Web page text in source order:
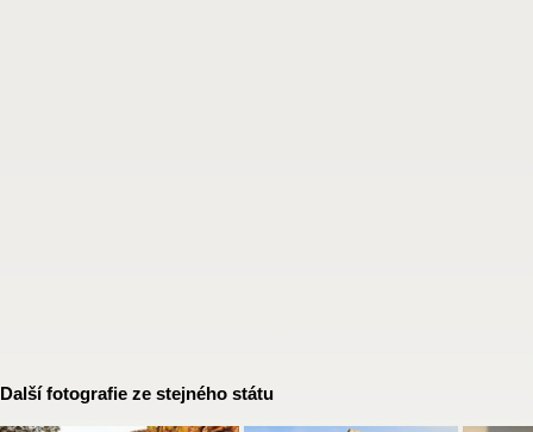
Další fotografie ze stejného státu